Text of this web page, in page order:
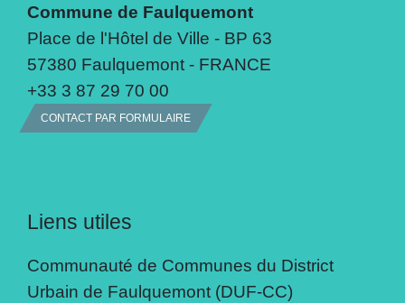
Commune de Faulquemont
Place de l'Hôtel de Ville - BP 63
57380 Faulquemont - FRANCE
+33 3 87 29 70 00
CONTACT PAR FORMULAIRE
Liens utiles
Communauté de Communes du District
Urbain de Faulquemont (DUF-CC)